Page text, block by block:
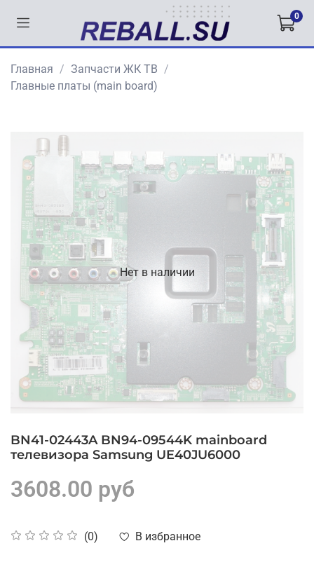
0
Главная
Запчасти ЖК ТВ
Главные платы (main board)
Нет в наличии
BN41-02443A BN94-09544K mainboard
телевизора Samsung UE40JU6000
(0) В избранное
3608.00 руб